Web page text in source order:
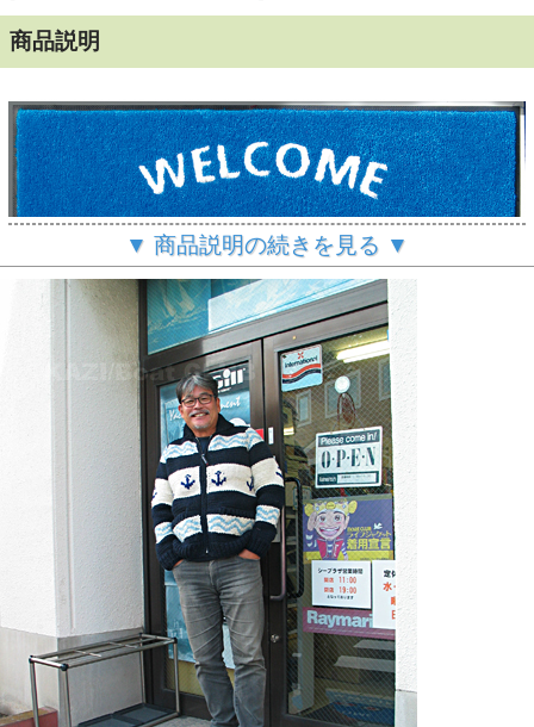
商品説明
あなたの愛艇の名前で
オリジナルマットを制作します
愛艇の名前のが入ったオリジナルマットを制作致します！
マットは原糸から染色したポリエステル素材を使い、耐候
性、耐水性は抜群。
進水式や新居のプレゼントにもぴったり。納期は約2 ～ 3週
▼ 商品説明の続きを見る ▼